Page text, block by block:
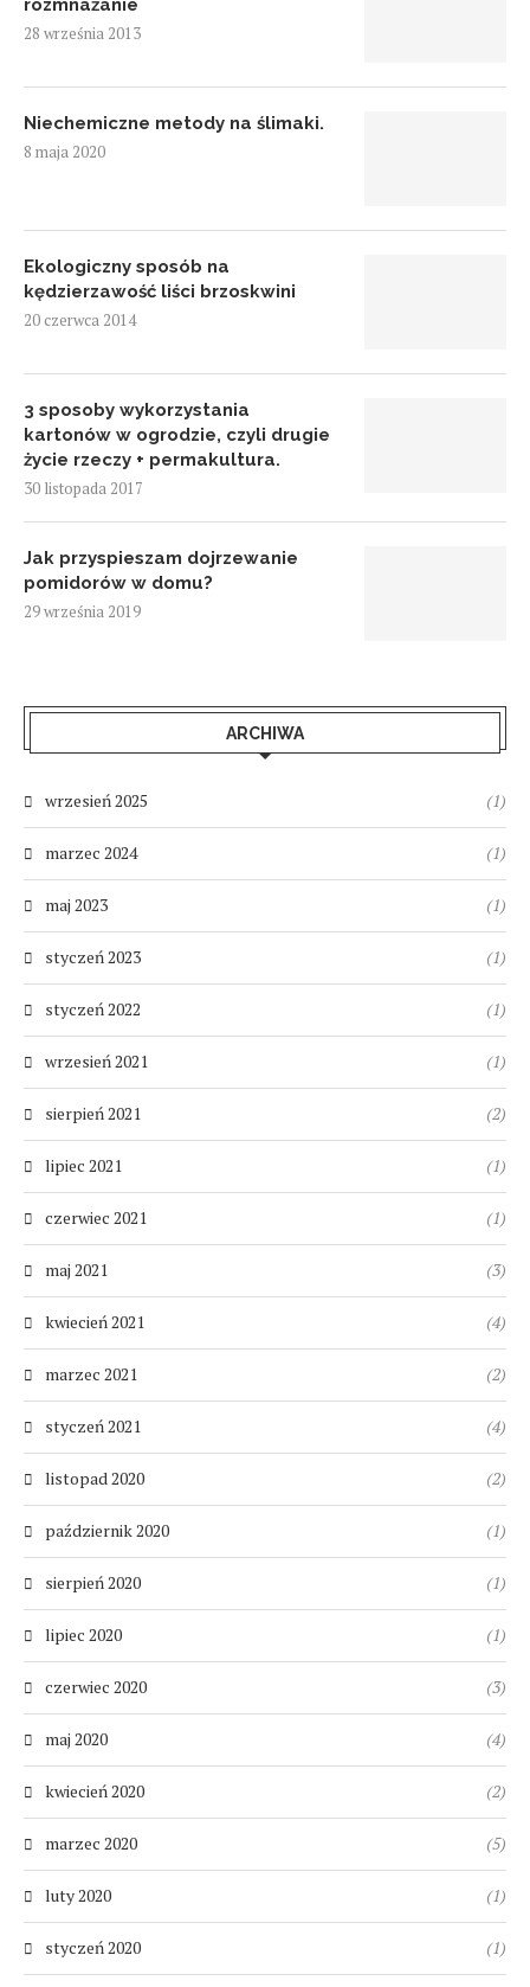
rozmnażanie
28 września 2013
Niechemiczne metody na ślimaki.
8 maja 2020
Ekologiczny sposób na
kędzierzawość liści brzoskwini
20 czerwca 2014
3 sposoby wykorzystania
kartonów w ogrodzie, czyli drugie
życie rzeczy + permakultura.
30 listopada 2017
Jak przyspieszam dojrzewanie
pomidorów w domu?
29 września 2019
ARCHIWA
wrzesień 2025 (1)
marzec 2024 (1)
maj 2023 (1)
styczeń 2023 (1)
styczeń 2022 (1)
wrzesień 2021 (1)
sierpień 2021 (2)
lipiec 2021 (1)
czerwiec 2021 (1)
maj 2021 (3)
kwiecień 2021 (4)
marzec 2021 (2)
styczeń 2021 (4)
listopad 2020 (2)
październik 2020 (1)
sierpień 2020 (1)
lipiec 2020 (1)
czerwiec 2020 (3)
maj 2020 (4)
kwiecień 2020 (2)
marzec 2020 (5)
luty 2020 (1)
styczeń 2020 (1)